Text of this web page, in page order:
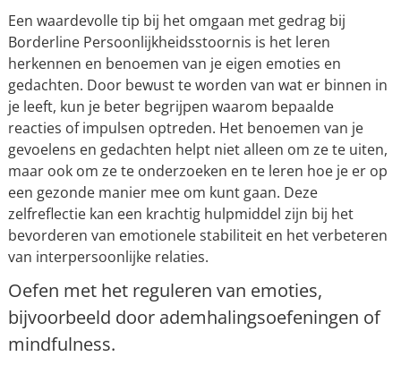
Een waardevolle tip bij het omgaan met gedrag bij
Borderline Persoonlijkheidsstoornis is het leren
herkennen en benoemen van je eigen emoties en
gedachten. Door bewust te worden van wat er binnen in
je leeft, kun je beter begrijpen waarom bepaalde
reacties of impulsen optreden. Het benoemen van je
gevoelens en gedachten helpt niet alleen om ze te uiten,
maar ook om ze te onderzoeken en te leren hoe je er op
een gezonde manier mee om kunt gaan. Deze
zelfreflectie kan een krachtig hulpmiddel zijn bij het
bevorderen van emotionele stabiliteit en het verbeteren
van interpersoonlijke relaties.
Oefen met het reguleren van emoties,
bijvoorbeeld door ademhalingsoefeningen of
mindfulness.